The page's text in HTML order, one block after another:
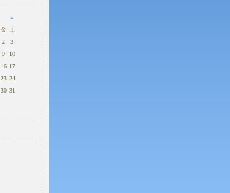
»
金 土
2
3
9
10
16 17
23 24
30 31